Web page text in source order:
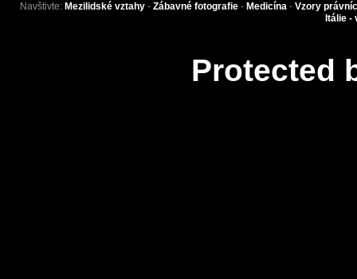
Navštivte: Mezilidské vztahy - Zábavné fotografie - Medicína - Vzory
Itálie -
Protected